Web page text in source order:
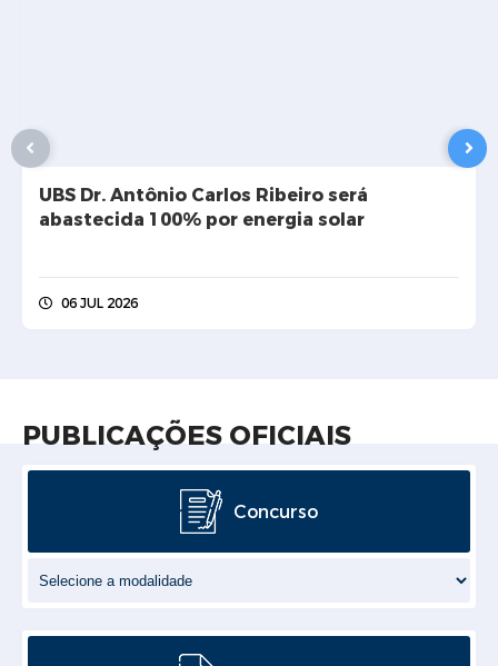
UBS Dr. Antônio Carlos Ribeiro será
abastecida 100% por energia solar
06 JUL 2026
PUBLICAÇÕES OFICIAIS
Concurso